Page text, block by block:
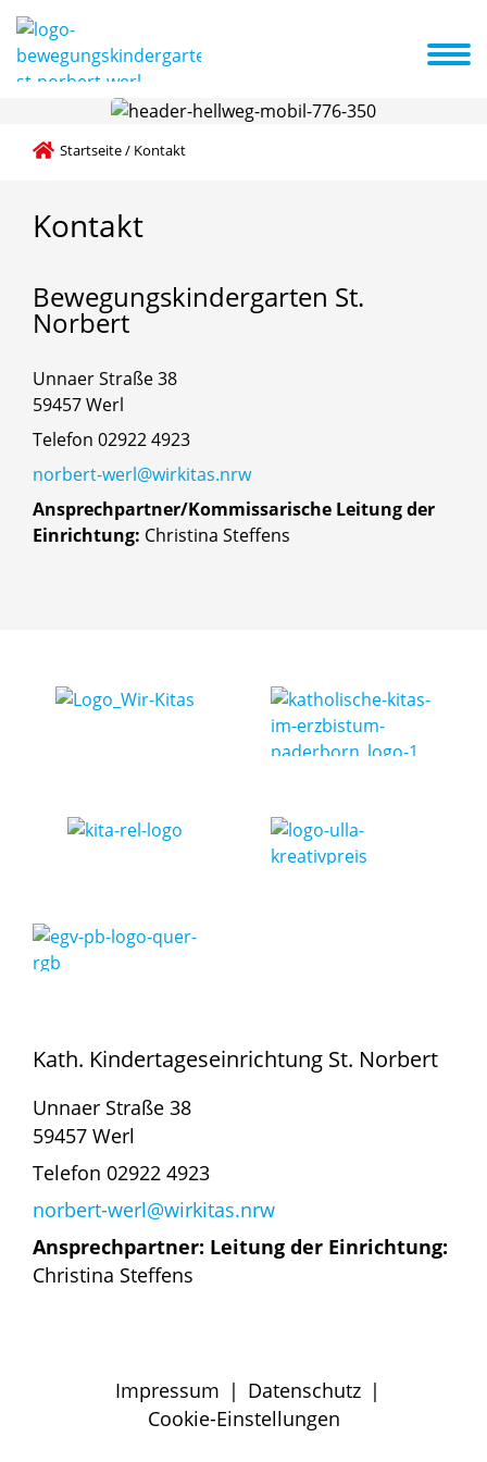
Weitere Bildungsbereiche
Startseite/ Kontakt
Kontakt
Bewegungskindergarten St.
Norbert
Unnaer Straße 38
59457 Werl
Telefon 02922 4923
norbert-werl@wirkitas.nrw
Ansprechpartner/Kommissarische Leitung der
Einrichtung: Christina Steffens
Kath. Kindertageseinrichtung St. Norbert
Unnaer Straße 38
59457 Werl
Telefon 02922 4923
norbert-werl@wirkitas.nrw
Ansprechpartner: Leitung der Einrichtung:
Christina Steffens
Impressum | Datenschutz |
Cookie-Einstellungen